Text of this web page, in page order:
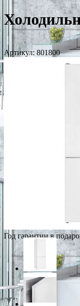
Артикул: 801800
Год гарантии в